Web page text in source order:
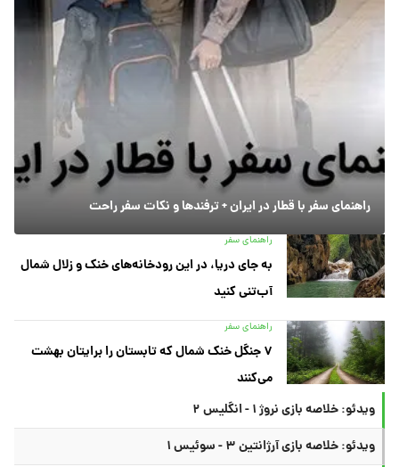
راهنمای سفر با قطار در ایران + ترفندها و نکات سفر راحت
راهنمای سفر
به جای دریا، در این رودخانه‌های خنک و زلال شمال
آب‌تنی کنید
راهنمای سفر
۷ جنگل خنک شمال که تابستان را برایتان بهشت
می‌کنند
ویدئو: خلاصه بازی نروژ ۱ - انگلیس ۲
ویدئو: خلاصه بازی آرژانتین ۳ - سوئیس ۱